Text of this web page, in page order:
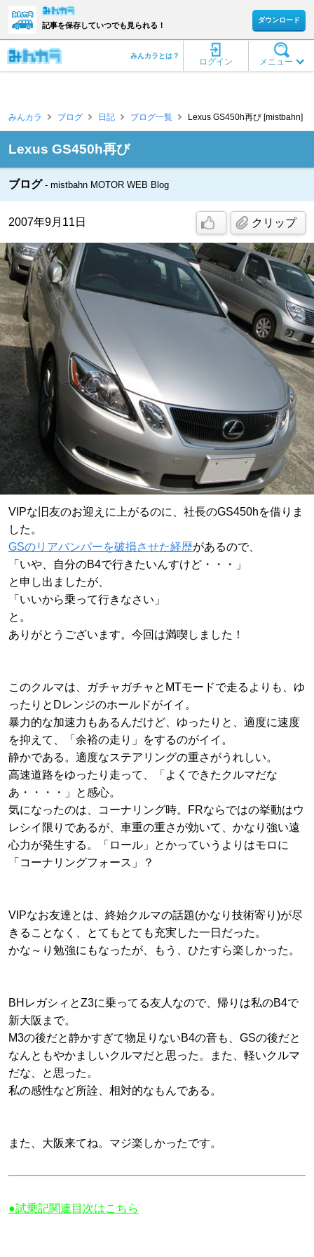
記事を保存していつでも見られる！
ダウンロード
メニュー
ログイン
みんカラとは？
みんカラ ブログ 日記 ブログ一覧 Lexus GS450h再び [mistbahn]
Lexus GS450h再び
ブログ mistbahn MOTOR WEB Blog
2007年9月11日 クリップ
VIPな旧友のお迎えに上がるのに、社長のGS450hを借りま
した。
GSのリアバンパーを破損させた経歴があるので、
「いや、自分のB4で行きたいんすけど・・・」
と申し出ましたが、
「いいから乗って行きなさい」
と。
ありがとうございます。今回は満喫しました！
このクルマは、ガチャガチャとMTモードで走るよりも、ゆ
ったりとDレンジのホールドがイイ。
暴力的な加速力もあるんだけど、ゆったりと、適度に速度
を抑えて、「余裕の走り」をするのがイイ。
静かである。適度なステアリングの重さがうれしい。
高速道路をゆったり走って、「よくできたクルマだな
あ・・・・」と感心。
気になったのは、コーナリング時。FRならではの挙動はウ
レシイ限りであるが、車重の重さが効いて、かなり強い遠
心力が発生する。「ロール」とかっていうよりはモロに
「コーナリングフォース」？
VIPなお友達とは、終始クルマの話題(かなり技術寄り)が尽
きることなく、とてもとても充実した一日だった。
かな～り勉強にもなったが、もう、ひたすら楽しかった。
BHレガシィとZ3に乗ってる友人なので、帰りは私のB4で
新大阪まで。
M3の後だと静かすぎて物足りないB4の音も、GSの後だと
なんともやかましいクルマだと思った。また、軽いクルマ
だな、と思った。
私の感性など所詮、相対的なもんである。
また、大阪来てね。マジ楽しかったです。
●試乗記関連目次はこちら